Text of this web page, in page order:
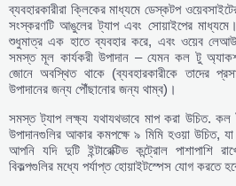
ব্যবহারকারীরা ক্লিকের মাধ্যমে ডেস্কটপ
সংস্করণটি আঙুলের ট্যাপ এবং সোয়াইপের
শুধুমাত্র এক হাতে ব্যবহার করে, এবং ওয়েব
সমস্ত মূল কার্যকরী উপাদান – যেমন কল টু
জোনে অবস্থিত থাকে (ব্যবহারকারীকে তাদের
উপাদানের জন্য পৌঁছানোর জন্য থাম্ব)।
সমস্ত ট্যাপ লক্ষ্য যথাযথভাবে মাপ করা উচিত.
উপাদানগুলির আকার কমপক্ষে ৯ মিমি হওয়া উচিত,
আপনি যদি দুটি ইন্টারেক্টিভ কন্ট্রোল পাশাপাশি
বিকল্পগুলির মধ্যে পর্যাপ্ত হোয়াইটস্পেস যোগ করতে